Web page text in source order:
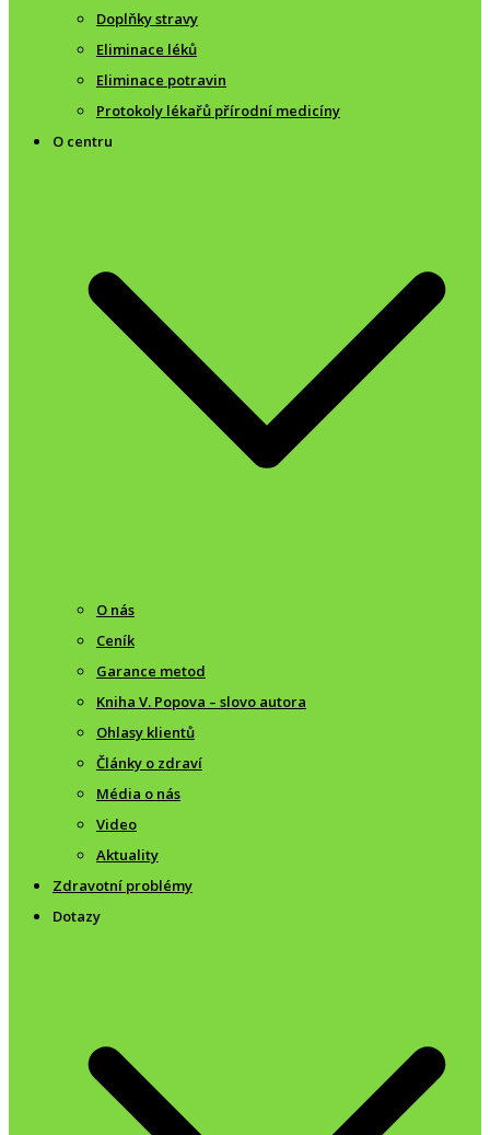
Doplňky stravy
Eliminace léků
Eliminace potravin
Protokoly lékařů přírodní medicíny
O centru
O nás
Ceník
Garance metod
Kniha V. Popova – slovo autora
Ohlasy klientů
Články o zdraví
Média o nás
Video
Aktuality
Zdravotní problémy
Dotazy